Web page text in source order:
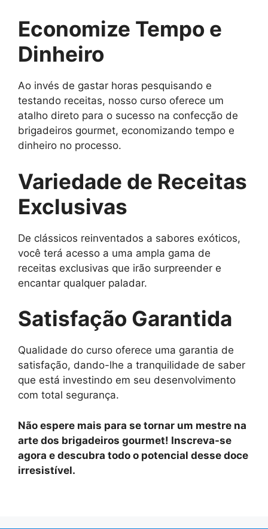
Economize Tempo e
Dinheiro
Ao invés de gastar horas pesquisando e
testando receitas, nosso curso oferece um
atalho direto para o sucesso na confecção de
brigadeiros gourmet, economizando tempo e
dinheiro no processo.
Variedade de Receitas
Exclusivas
De clássicos reinventados a sabores exóticos,
você terá acesso a uma ampla gama de
receitas exclusivas que irão surpreender e
encantar qualquer paladar.
Satisfação Garantida
Qualidade do curso oferece uma garantia de
satisfação, dando-lhe a tranquilidade de saber
que está investindo em seu desenvolvimento
com total segurança.
Não espere mais para se tornar um mestre na
arte dos brigadeiros gourmet! Inscreva-se
agora e descubra todo o potencial desse doce
irresistível.